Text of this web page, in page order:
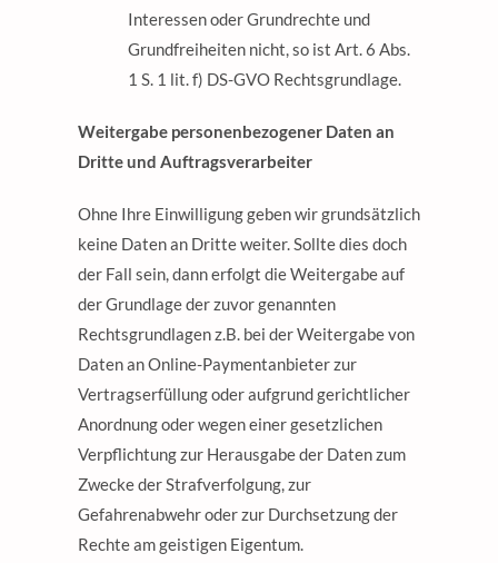
Interessen oder Grundrechte und
Grundfreiheiten nicht, so ist Art. 6 Abs.
1 S. 1 lit. f) DS-GVO Rechtsgrundlage.
Weitergabe personenbezogener Daten an
Dritte und Auftragsverarbeiter
Ohne Ihre Einwilligung geben wir grundsätzlich
keine Daten an Dritte weiter. Sollte dies doch
der Fall sein, dann erfolgt die Weitergabe auf
der Grundlage der zuvor genannten
Rechtsgrundlagen z.B. bei der Weitergabe von
Daten an Online-Paymentanbieter zur
Vertragserfüllung oder aufgrund gerichtlicher
Anordnung oder wegen einer gesetzlichen
Verpflichtung zur Herausgabe der Daten zum
Zwecke der Strafverfolgung, zur
Gefahrenabwehr oder zur Durchsetzung der
Rechte am geistigen Eigentum.